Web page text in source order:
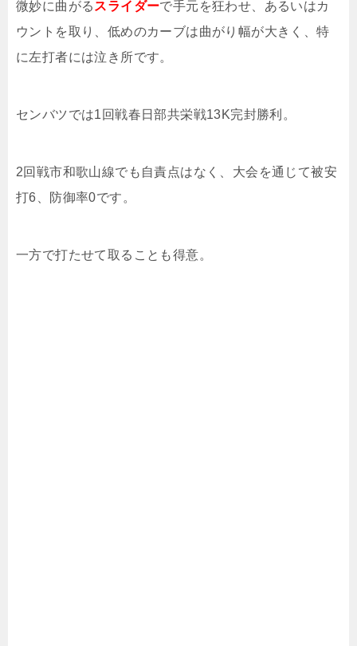
微妙に曲がる スライダーで手元を狂わせ、あるいはカ
ウントを取り、低めのカーブは曲がり幅が大きく、特
に左打者には泣き所です。
センバツでは1 回戦春日部共栄戦13K完封勝利。
2回戦市和歌山線でも自責点はなく、大会を通じて被安
打6 、防御率0です。
一方で打たせて取ることも得意。